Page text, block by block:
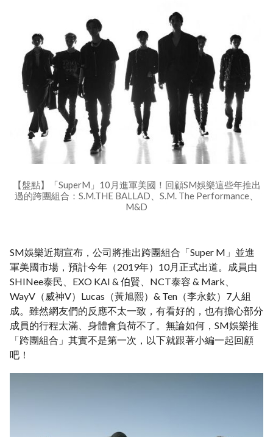
【盤點】「SuperM」10月進軍美國！回顧SM娛樂這些年推出
過的跨團組合：S.M.THE BALLAD、S.M. The Performance、
M&D
SM娛樂近期宣布，公司將推出跨團組合「Super M」並進
軍美國市場，預計今年（2019年）10月正式出道。成員由
SHINee泰民、EXO KAI & 伯賢、NCT泰容 & Mark、
WayV（威神V）Lucas（黃旭熙）& Ten（李永欽）7人組
成。雖然網友們的反應不太一致，有看好的，也有擔心部分
成員的行程太滿、身體會負荷不了。無論如何，SM娛樂推
「跨團組合」其實不是第一次，以下就跟著小編一起回顧
吧！